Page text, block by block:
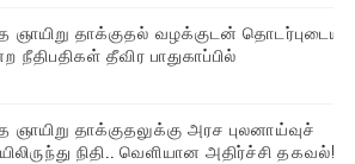
ஞாயிறு தாக்குதல் வழக்குடன் தொடர்புடைய
நீதிபதிகள் தீவிர பாதுகாப்பில்
ஞாயிறு தாக்குதலுக்கு அரச புலனாய்வுச்
நிதி.. வெளியான அதிர்ச்சி தகவல்!